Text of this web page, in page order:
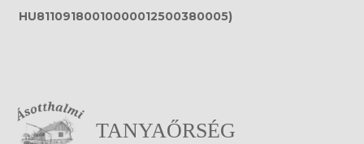
HU81109180010000012500380005)
TANYAŐRSÉG